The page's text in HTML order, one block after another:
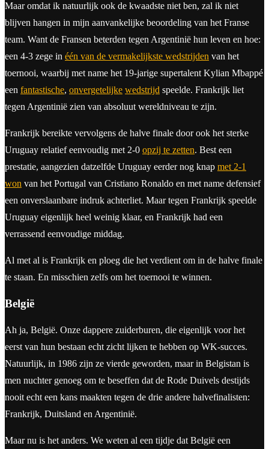
Maar omdat ik natuurlijk ook de kwaadste niet ben, zal ik niet
blijven hangen in mijn aanvankelijke beoordeling van het Franse
team. Want de Fransen beterden tegen Argentinië hun leven en hoe:
een 4-3 zege in één van de vermakelijkste wedstrijden van het
toernooi, waarbij met name het 19-jarige supertalent Kylian Mbappé
een fantastische, onvergetelijke wedstrijd speelde. Frankrijk liet
tegen Argentinië zien van absoluut wereldniveau te zijn.
Frankrijk bereikte vervolgens de halve finale door ook het sterke
Uruguay relatief eenvoudig met 2-0 opzij te zetten. Best een
prestatie, aangezien datzelfde Uruguay eerder nog knap met 2-1
won van het Portugal van Cristiano Ronaldo en met name defensief
een onverslaanbare indruk achterliet. Maar tegen Frankrijk speelde
Uruguay eigenlijk heel weinig klaar, en Frankrijk had een
verrassend eenvoudige middag.
Al met al is Frankrijk en ploeg die het verdient om in de halve finale
te staan. En misschien zelfs om het toernooi te winnen.
België
Ah ja, België. Onze dappere zuiderburen, die eigenlijk voor het
eerst van hun bestaan echt zicht lijken te hebben op WK-succes.
Natuurlijk, in 1986 zijn ze vierde geworden, maar in Belgistan is
men nuchter genoeg om te beseffen dat de Rode Duivels destijds
nooit echt een kans maakten tegen de drie andere halvefinalisten:
Frankrijk, Duitsland en Argentinië.
Maar nu is het anders. We weten al een tijdje dat België een